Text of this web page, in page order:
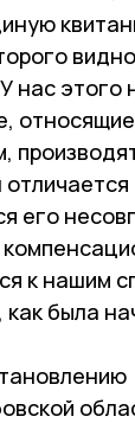
нас этого
его
к нашим
была